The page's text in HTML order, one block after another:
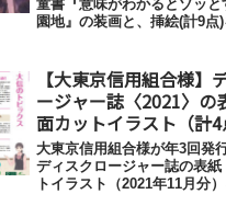
童書『意味がわかるとゾッと
園地』の装画と、挿絵(計9点
ただいた見本本です(画像を
と拡大しま...
【大東京信用組合様】
ージャー誌〈2021〉の
面カットイラスト（計
作【企業様】
大東京信用組合様が年3回発
ディスクロージャー誌の表紙
トイラスト（2021年11月分